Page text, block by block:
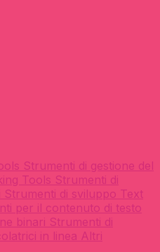
Strumenti di gestione del
Tools Strumenti di
Strumenti di sviluppo Text
per il contenuto di testo
binari Strumenti di
in linea Altri